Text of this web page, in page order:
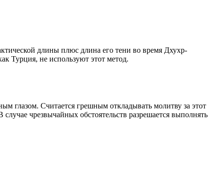
длины плюс длина его тени во время Дхухр-
Турция, не используют этот метод.
глазом. Считается грешным откладывать молитву за этот
чрезвычайных обстоятельств разрешается выполнять